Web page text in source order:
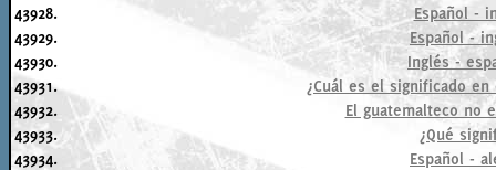
43928.
Español -
43929.
Español -
43930.
Inglés -
43931.
¿Cuál es el significado
43932.
El guatemalteco no
43933.
¿Qué
43934.
Español -